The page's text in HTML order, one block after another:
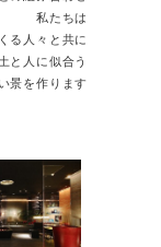
私たちは
る人々と共に
と人に似合う
景を作ります